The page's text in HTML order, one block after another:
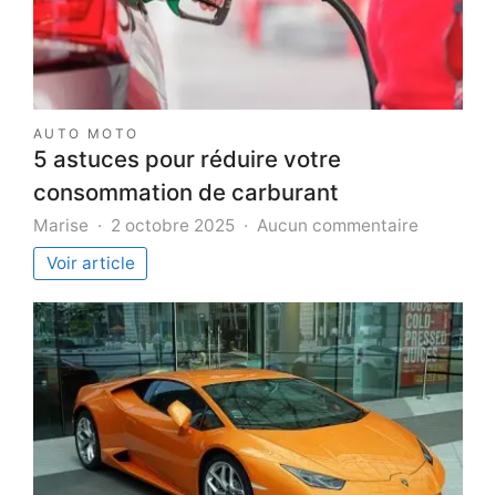
AUTO MOTO
5 astuces pour réduire votre
consommation de carburant
Marise 2 octobre 2025 Aucun commentaire
réduire
votre
de
Voir article